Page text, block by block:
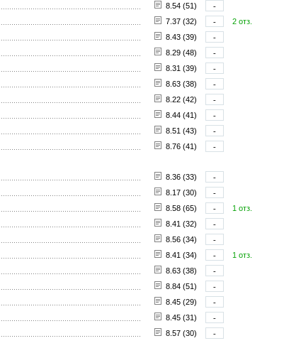
8.54 (51)
-
7.37 (32) -
2 отз.
8.43 (39)
-
8.29 (48)
-
8.31 (39)
-
8.63 (38)
-
8.22 (42)
-
8.44 (41)
-
8.51 (43)
-
8.76 (41)
-
8.36 (33)
-
8.17 (30)
-
8.58 (65) -
1 отз.
8.41 (32)
-
8.56 (34)
-
8.41 (34) -
1 отз.
8.63 (38)
-
8.84 (51)
-
8.45 (29)
-
8.45 (31)
-
8.57 (30) -